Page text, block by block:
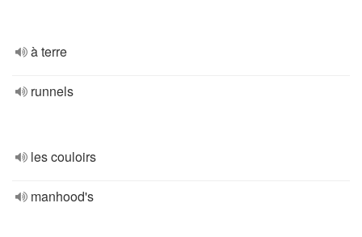
à terre
runnels
les couloirs
manhood's